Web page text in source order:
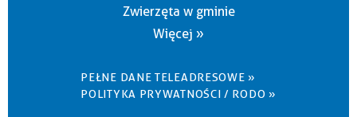
Zwierzęta w gminie
Więcej »
PEŁNE DANE TELEADRESOWE »
POLITYKA PRYWATNOŚCI / RODO »